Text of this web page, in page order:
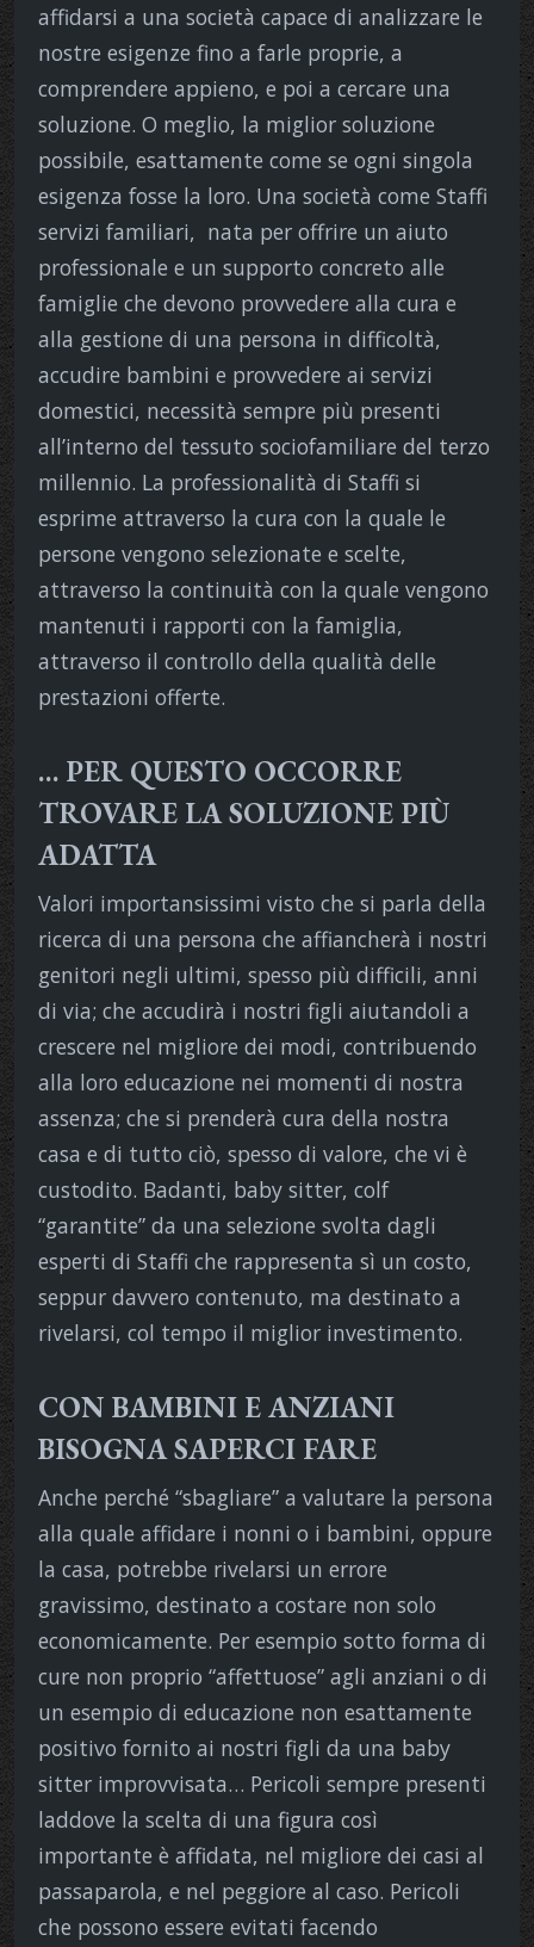
affidarsi a una società capace di analizzare le
nostre esigenze fino a farle proprie, a
comprendere appieno, e poi a cercare una
soluzione. O meglio, la miglior soluzione
possibile, esattamente come se ogni singola
esigenza fosse la loro. Una società come Staffi
servizi familiari, nata per offrire un aiuto
professionale e un supporto concreto alle
famiglie che devono provvedere alla cura e
alla gestione di una persona in difficoltà,
accudire bambini e provvedere ai servizi
domestici, necessità sempre più presenti
all’interno del tessuto sociofamiliare del terzo
millennio. La professionalità di Staffi si
esprime attraverso la cura con la quale le
persone vengono selezionate e scelte,
attraverso la continuità con la quale vengono
mantenuti i rapporti con la famiglia,
attraverso il controllo della qualità delle
prestazioni offerte.
… PER QUESTO OCCORRE
TROVARE LA SOLUZIONE PIÙ
ADATTA
Valori importansissimi visto che si parla della
ricerca di una persona che affiancherà i nostri
genitori negli ultimi, spesso più difficili, anni
di via; che accudirà i nostri figli aiutandoli a
crescere nel migliore dei modi, contribuendo
alla loro educazione nei momenti di nostra
assenza; che si prenderà cura della nostra
casa e di tutto ciò, spesso di valore, che vi è
custodito. Badanti, baby sitter, colf
“garantite” da una selezione svolta dagli
esperti di Staffi che rappresenta sì un costo,
seppur davvero contenuto, ma destinato a
rivelarsi, col tempo il miglior investimento.
CON BAMBINI E ANZIANI
BISOGNA SAPERCI FARE
Anche perché “sbagliare” a valutare la persona
alla quale affidare i nonni o i bambini, oppure
la casa, potrebbe rivelarsi un errore
gravissimo, destinato a costare non solo
economicamente. Per esempio sotto forma di
cure non proprio “affettuose” agli anziani o di
un esempio di educazione non esattamente
positivo fornito ai nostri figli da una baby
sitter improvvisata… Pericoli sempre presenti
laddove la scelta di una figura così
importante è affidata, nel migliore dei casi al
passaparola, e nel peggiore al caso. Pericoli
che possono essere evitati facendo